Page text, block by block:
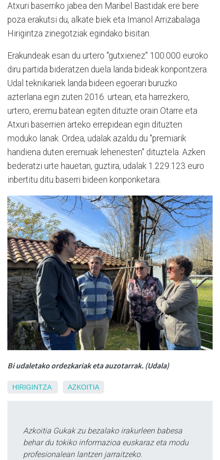
Atxuri baserriko jabea den Maribel Bastidak ere bere
poza erakutsi du, alkate biek eta Imanol Arrizabalaga
Hirigintza zinegotziak egindako bisitan.
Erakundeak esan du urtero "gutxienez" 100.000 euroko
diru partida bideratzen duela landa bideak konpontzera.
Udal teknikariek landa bideen egoerari buruzko
azterlana egin zuten 2016. urtean, eta harrezkero,
urtero, eremu batean egiten dituzte orain Otarre eta
Atxuri baserrien arteko errepidean egin dituzten
moduko lanak. Ordea, udalak azaldu du "premiarik
handiena duten eremuak lehenesten" dituztela. Azken
bederatzi urte hauetan, guztira, udalak 1.229.123 euro
inbertitu ditu baserri bideen konponketara.
Bi udaletako ordezkariak eta auzotarrak. (Udala)
HIRIGINTZA AZKOITIA
Azkoitia Gukak zu bezalako irakurleen babesa
behar du tokiko informazioa euskaraz eta modu
profesionalean lantzen jarraitzeko.